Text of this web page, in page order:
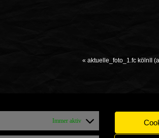
Immer aktiv
« aktuelle_foto_1.fc kölnII